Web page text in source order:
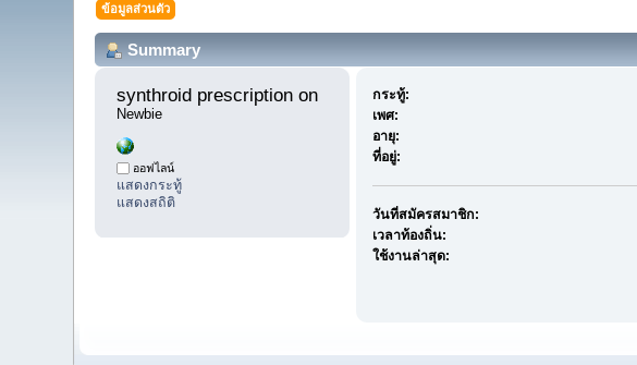
ข้อมูลส่วนตัว
Summary
synthroid prescription on
Newbie
ออฟไลน์
แสดงกระทู้
แสดงสถิติ
กระทู้:
เพศ:
อายุ:
ที่อยู่:
วันที่สมัครสมาชิก:
เวลาท้องถิ่น:
ใช้งานล่าสุด: